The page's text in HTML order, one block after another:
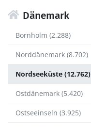
Dänemark
Bornholm (2.288)
Norddänemark (8.702)
Nordseeküste (12.762)
Ostdänemark (5.420)
Ostseeinseln (3.925)